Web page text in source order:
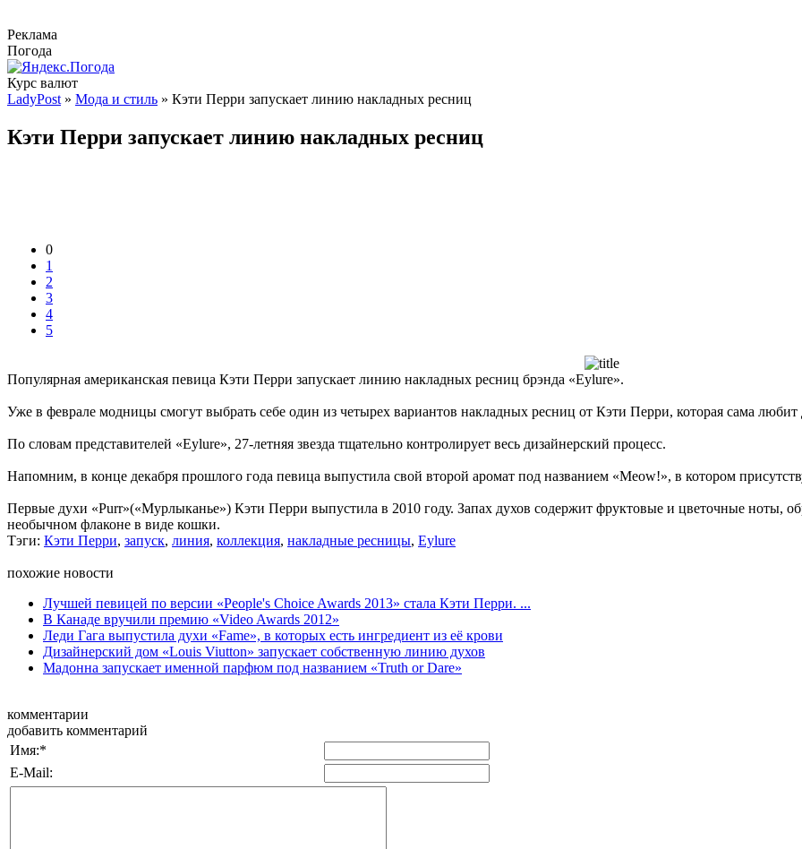
Реклама
Погода
Курс валют
LadyPost » Мода и стиль » Кэти Перри запускает линию накладных ресниц
Кэти Перри запускает линию накладных ресниц
0
1
2
3
4
5
Популярная американская певица Кэти Перри запускает линию накладных ресниц брэнда «Eylure».
Уже в феврале модницы смогут выбрать себе один из четырех вариантов накладных ресниц от Кэти Перри, которая сама
По словам представителей «Eylure», 27-летняя звезда тщательно контролирует весь дизайнерский процесс.
Напомним, в конце декабря прошлого года певица выпустила свой второй аромат под названием «Meow!», в котором
Первые духи «Purr»(«Мурлыканье») Кэти Перри выпустила в 2010 году. Запах духов содержит фруктовые и цветочные
необычном флаконе в виде кошки.
Тэги: Кэти Перри, запуск, линия, коллекция, накладные ресницы, Eylure
похожие новости
Лучшей певицей по версии «People's Choice Awards 2013» стала Кэти Перри. ...
В Канаде вручили премию «Video Awards 2012»
Леди Гага выпустила духи «Fame», в которых есть ингредиент из её крови
Дизайнерский дом «Louis Viutton» запускает собственную линию духов
Мадонна запускает именной парфюм под названием «Truth or Dare»
комментарии
добавить комментарий
Имя:*
E-Mail: